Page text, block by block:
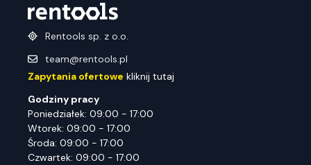
Rentools sp. z o.o.
team@rentools.pl
Zapytania ofertowe kliknij tutaj
Godziny pracy
Poniedziałek: 09:00 - 17:00
Wtorek: 09:00 - 17:00
Środa: 09:00 - 17:00
Czwartek: 09:00 - 17:00